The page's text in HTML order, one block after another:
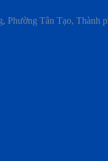
Phường Tân Tạo, Thành